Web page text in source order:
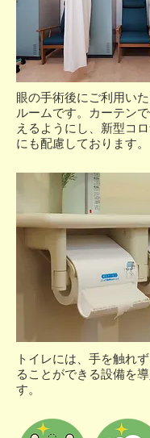
眼の手術後にご利用い
ルームです。カーテン
えるようにし、新型コ
にも配慮しております。
トイレには、手を触れ
ることができる設備を
す。